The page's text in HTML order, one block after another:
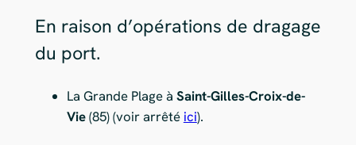
En raison d’opérations de dragage
du port.
La Grande Plage à Saint-Gilles-Croix-de-
Vie(85) (voir arrêté ici).